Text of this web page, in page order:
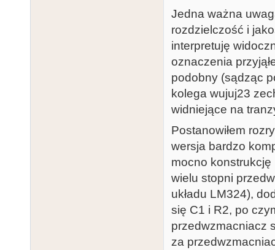
Jedna ważna
rozdzielczość i
interpretuję
oznaczenia
podobny (sądząc
kolega wujuj23
widniejące na
Postanowiłem
wersja bardzo
mocno
wielu stopni
układu LM324),
się C1 i R2, po
przedwzmacniacz
za